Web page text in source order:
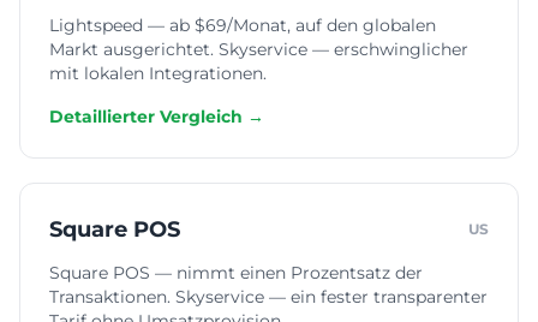
Lightspeed — ab $69/Monat, auf den globalen
Markt ausgerichtet. Skyservice — erschwinglicher
mit lokalen Integrationen.
Detaillierter Vergleich →
Square POS US
Square POS — nimmt einen Prozentsatz der
Transaktionen. Skyservice — ein fester transparenter